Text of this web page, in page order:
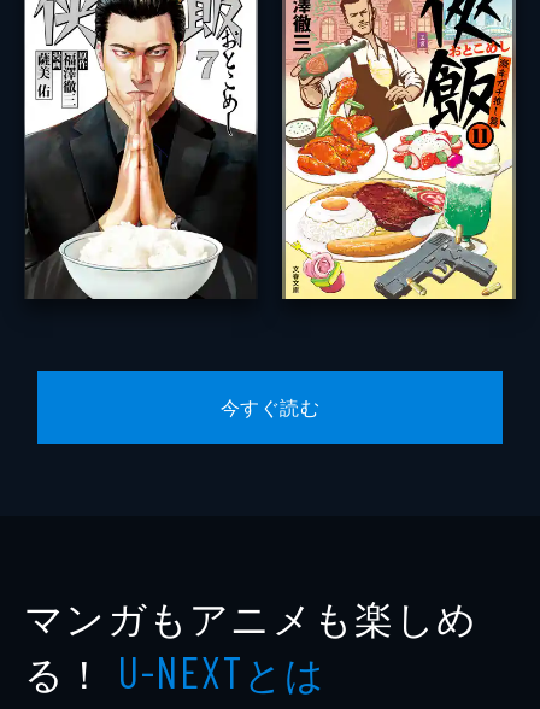
今すぐ読む
マンガもアニメも楽しめ
る！ U-NEXTとは